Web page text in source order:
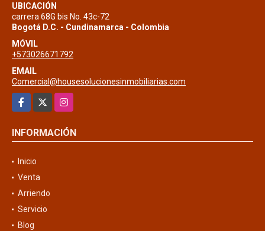
UBICACIÓN
carrera 68G bis No. 43c-72
Bogotá D.C. - Cundinamarca - Colombia
MÓVIL
+573026671792
EMAIL
Comercial@housesolucionesinmobiliarias.com
Facebook
Instagram
INFORMACIÓN
Inicio
Venta
Arriendo
Servicio
Blog